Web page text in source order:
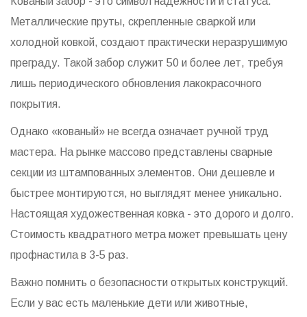
Металлические пруты, скрепленные сваркой или
холодной ковкой, создают практически неразрушимую
преграду. Такой забор служит 50 и более лет, требуя
лишь периодического обновления лакокрасочного
покрытия.
Однако «кованый» не всегда означает ручной труд
мастера. На рынке массово представлены сварные
секции из штампованных элементов. Они дешевле и
быстрее монтируются, но выглядят менее уникально.
Настоящая художественная ковка - это дорого и долго.
Стоимость квадратного метра может превышать цену
профнастила в 3-5 раз.
Важно помнить о безопасности открытых конструкций.
Если у вас есть маленькие дети или животные,